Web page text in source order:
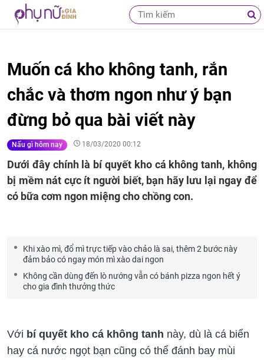
Muốn cá kho không tanh, rắn
chắc và thơm ngon như ý bạn
đừng bỏ qua bài viết này
Nấu gì hôm nay 18/03/2020 00:12
Dưới đây chính là bí quyết kho cá không tanh, không
bị mềm nát cực ít người biết, bạn hãy lưu lại ngay để
có bữa cơm ngon miệng cho chồng con.
Khi xào mì, đổ mì trực tiếp vào chảo là sai, thêm 2 bước này
đảm bảo có ngay món mì xào dai ngon
Không cần dùng đến lò nướng vẫn có bánh pizza ngon hết ý
cho gia đình thưởng thức
Với bí quyết kho cá không tanh này, dù là cá biển
hay cá nước ngọt bạn cũng có thể đánh bay mùi